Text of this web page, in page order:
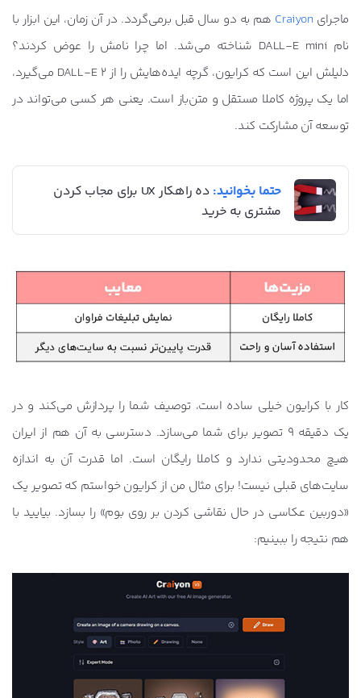
ماجرایCraiyon هم به دو سال قبل برمی‌گردد. در آن زمان، این ابزار با
نام DALL-E mini شناخته می‌شد. اما چرا نامش را عوض کردند؟
دلیلش این است که کرایون، گرچه ایده‌هایش را از DALL-E 2 می‌گیرد،
اما یک پروژه کاملا مستقل و متن‌باز است. یعنی هر کسی می‌تواند در
توسعه آن مشارکت کند.
حتما بخوانید:
ده راهکار UX برای مجاب کردن
مشتری به خرید
کار با کرایون خیلی ساده است، توصیف شما را پردازش می‌کند و در
یک دقیقه 9 تصویر برای شما می‌سازد. دسترسی به آن هم از ایران
هیچ محدودیتی ندارد و کاملا رایگان است. اما قدرت آن به اندازه
سایت‌های قبلی نیست! برای مثال من از کرایون خواستم که تصویر یک
«دوربین عکاسی در حال نقاشی کردن بر روی بوم» را بسازد. بیایید با
هم نتیجه را ببینیم: